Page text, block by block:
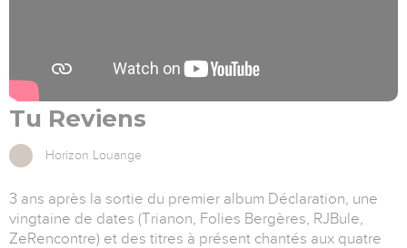
Tu Reviens
Horizon Louange
3 ans après la sortie du premier album Déclaration, une
vingtaine de dates (Trianon, Folies Bergères, RJBule,
ZeRencontre) et des titres à présent chantés aux quatre